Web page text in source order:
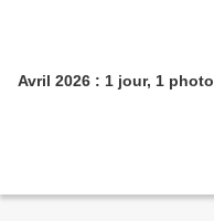
Avril 2026 : 1 jour, 1 photo